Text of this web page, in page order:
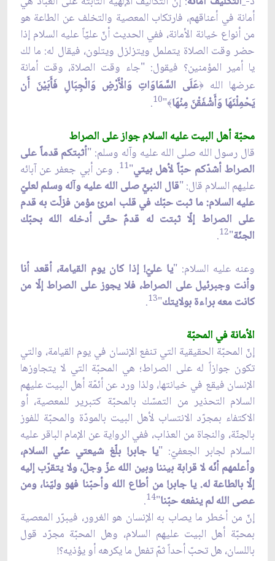
أمانة في أعناقهم، فارتكاب المعصية والتخلف عن الطاعة هو
من أنواع خيانة الأمانة، ففي الحديث أنّ عليّاً عليه السلام إذا
حضر وقت الصلاة يتململ ويتزلزل ويتلون، فيقال له: ما لك
يا أمير المؤمنين؟ فيقول: "جاء وقت الصلاة، وقت أمانة
عرضها الله ﴿عَلَى السَّمَاوَاتِ وَالْأَرْضِ وَالْجِبَالِ فَأَبَيْنَ أَن
يَحْمِلْنَهَا وَأَشْفَقْنَ مِنْهَا﴾"
10
.
محبّة أهل البيت عليه السلام جواز على الصراط
قال رسول الله صلى الله عليه وآله وسلم: "أثبتكم قدماً على
الصراط أشدّكم حبّاً لأهل بيتي"
11. وعن أبي جعفر عن آبائه
عليهم السلام قال: "قال النبيّّ صلى الله عليه وآله وسلم لعليّ
عليه السلام: ما ثبت حبّك في قلب امرئ مؤمن فزلّت به قدم
على الصراط إلّا ثبتت له قدمٌ حتّى أدخله الله بحبّك
الجنّة"
12
.
وعنه عليه السلام: "يا عليّ! إذا كان يوم القيامة، أقعد أنا
وأنت وجبرئيل على الصراط، فلا يجوز على الصراط إلّا من
كانت معه براءة بولايتك"
13
.
الأمانة في المحبّة
إنّ المحبّة الحقيقية التي تنفع الإنسان في يوم القيامة، والتي
تكون جوازاً له على الصراط؛ هي المحبّة التي لا يتجاوزها
الإنسان فيقع في خيانتها، ولذا ورد عن أئمّة أهل البيت عليهم
السلام التحذير من التمسّك بالمحبّة كتبرير للمعصية، أو
الاكتفاء بمجرّد الانتساب لأهل البيت بالمودّة والمحبّة للفوز
بالجنّة، والنجاة من العذاب، ففي الرواية عن الإمام الباقر عليه
السلام لجابر الجعفيّ: "يا جابر! بلّغ شيعتي عنّي السلام،
وأعلمهم أنّه لا قرابة بيننا وبين الله عزّ وجلّ، ولا يتقرّب إليه
إلّا بالطاعة له. يا جابر! من أطاع الله وأحبّنا فهو وليّنا، ومن
عصى الله لم ينفعه حبّنا"
14
.
إنّ من أخطر ما يصاب به الإنسان هو الغرور، فيبرّر المعصية
بمحبّة أهل البيت عليهم السلام، وهل المحبّة مجرّد قول
باللسان، هل تحبّ أحداً ثمّ تفعل ما يكرهه أو يؤذيه؟!